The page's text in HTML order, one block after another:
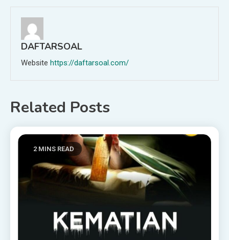
DAFTARSOAL
Website https://daftarsoal.com/
Related Posts
2 MINS READ